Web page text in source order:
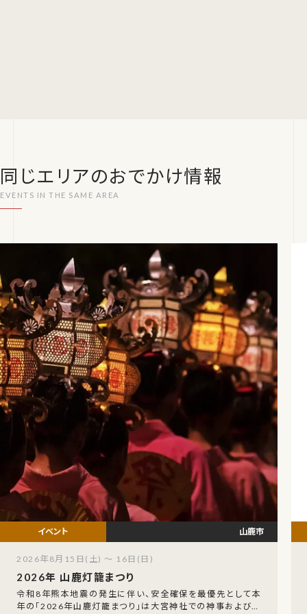
同じエリアのおでかけ情報
2026年 山鹿灯籠まつり
令和8年熊本地震の発生に伴い、安全確保を最優先として本
年の「2026年山鹿灯籠まつり」は大宮神社での神事および関
山鹿市
2026年8月15日(土) ～ 16日(日)